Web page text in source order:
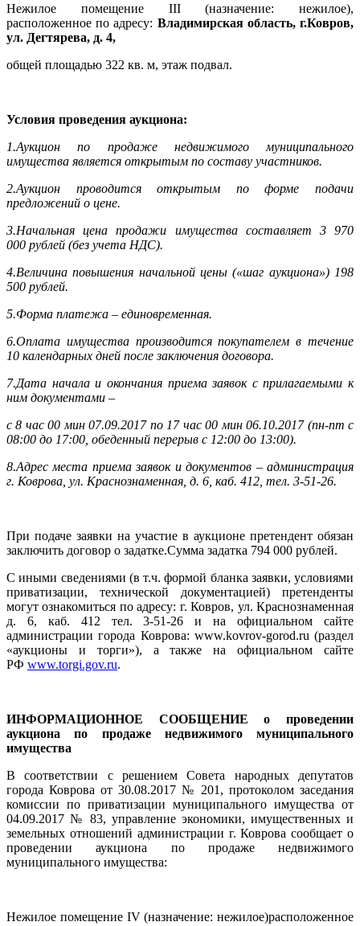
Нежилое помещение III (назначение: нежилое),
расположенное по адресу: Владимирская область, г.Ковров,
ул. Дегтярева, д. 4,
общей площадью 322 кв. м, этаж подвал.
Условия проведения аукциона:
1.Аукцион по продаже недвижимого муниципального
имущества является открытым по составу участников.
2.Аукцион проводится открытым по форме подачи
предложений о цене.
3.Начальная цена продажи имущества составляет 3 970
000 рублей (без учета НДС).
4.Величина повышения начальной цены («шаг аукциона») 198
500 рублей.
5.Форма платежа – единовременная.
6.Оплата имущества производится покупателем в течение
10 календарных дней после заключения договора.
7.Дата начала и окончания приема заявок с прилагаемыми к
ним документами –
с 8 час 00 мин 07.09.2017 по 17 час 00 мин 06.10.2017 (пн-пт с
08:00 до 17:00, обеденный перерыв с 12:00 до 13:00).
8.Адрес места приема заявок и документов – администрация
г. Коврова, ул. Краснознаменная, д. 6, каб. 412, тел. 3-51-26.
При подаче заявки на участие в аукционе претендент обязан
заключить договор о задатке.Сумма задатка 794 000 рублей.
С иными сведениями (в т.ч. формой бланка заявки, условиями
приватизации, технической документацией) претенденты
могут ознакомиться по адресу: г. Ковров, ул. Краснознаменная
д. 6, каб. 412 тел. 3-51-26 и на официальном сайте
администрации города Коврова: www.kovrov-gorod.ru (раздел
«аукционы и торги»), а также на официальном сайте
РФ www.torgi.gov.ru.
ИНФОРМАЦИОННОЕ СООБЩЕНИЕ о проведении
аукциона по продаже недвижимого муниципального
имущества
В соответствии с решением Совета народных депутатов
города Коврова от 30.08.2017 № 201, протоколом заседания
комиссии по приватизации муниципального имущества от
04.09.2017 № 83, управление экономики, имущественных и
земельных отношений администрации г. Коврова сообщает о
проведении аукциона по продаже недвижимого
муниципального имущества:
Нежилое помещение IV (назначение: нежилое)расположенное